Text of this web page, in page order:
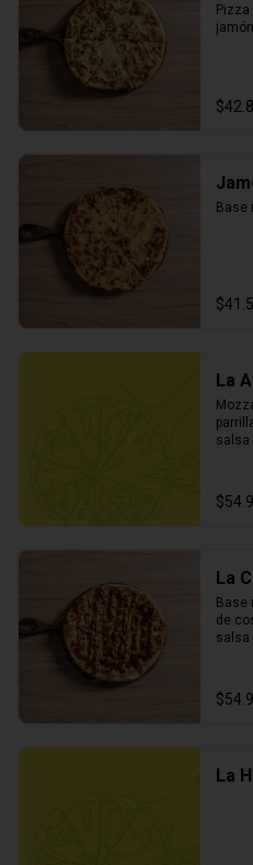
Base
La
salsa
La
Base
de
salsa
La